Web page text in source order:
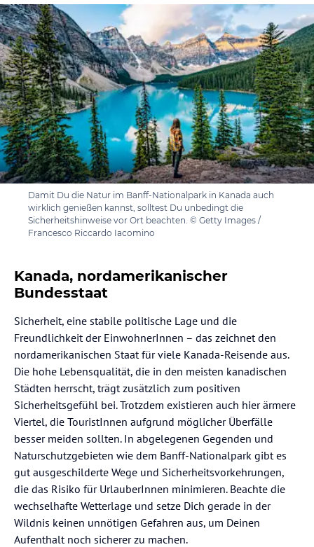
Damit Du die Natur im Banff-Nationalpark in Kanada auch
wirklich genießen kannst, solltest Du unbedingt die
Sicherheitshinweise vor Ort beachten. © Getty Images /
Francesco Riccardo Iacomino
Kanada, nordamerikanischer
Bundesstaat
Sicherheit, eine stabile politische Lage und die
Freundlichkeit der EinwohnerInnen – das zeichnet den
nordamerikanischen Staat für viele Kanada-Reisende aus.
Die hohe Lebensqualität, die in den meisten kanadischen
Städten herrscht, trägt zusätzlich zum positiven
Sicherheitsgefühl bei. Trotzdem existieren auch hier ärmere
Viertel, die TouristInnen aufgrund möglicher Überfälle
besser meiden sollten. In abgelegenen Gegenden und
Naturschutzgebieten wie dem Banff-Nationalpark gibt es
gut ausgeschilderte Wege und Sicherheitsvorkehrungen,
die das Risiko für UrlauberInnen minimieren. Beachte die
wechselhafte Wetterlage und setze Dich gerade in der
Wildnis keinen unnötigen Gefahren aus, um Deinen
Aufenthalt noch sicherer zu machen.